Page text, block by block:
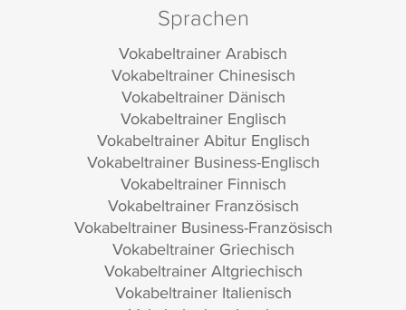
Sprachen
Vokabeltrainer Arabisch
Vokabeltrainer Chinesisch
Vokabeltrainer Dänisch
Vokabeltrainer Englisch
Vokabeltrainer Abitur Englisch
Vokabeltrainer Business-Englisch
Vokabeltrainer Finnisch
Vokabeltrainer Französisch
Vokabeltrainer Business-Französisch
Vokabeltrainer Griechisch
Vokabeltrainer Altgriechisch
Vokabeltrainer Italienisch